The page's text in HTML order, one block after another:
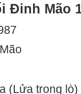
Đinh Mão
(Lửa trong lò)